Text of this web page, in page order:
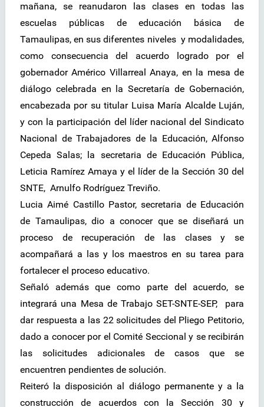
mañana, se reanudaron las clases en todas las
escuelas públicas de educación básica de
Tamaulipas, en sus diferentes niveles y modalidades,
como consecuencia del acuerdo logrado por el
gobernador Américo Villarreal Anaya, en la mesa de
diálogo celebrada en la Secretaría de Gobernación,
encabezada por su titular Luisa María Alcalde Luján,
y con la participación del líder nacional del Sindicato
Nacional de Trabajadores de la Educación, Alfonso
Cepeda Salas; la secretaria de Educación Pública,
Leticia Ramírez Amaya y el líder de la Sección 30 del
SNTE, Arnulfo Rodríguez Treviño.
Lucia Aimé Castillo Pastor, secretaria de Educación
de Tamaulipas, dio a conocer que se diseñará un
proceso de recuperación de las clases y se
acompañará a las y los maestros en su tarea para
fortalecer el proceso educativo.
Señaló además que como parte del acuerdo, se
integrará una Mesa de Trabajo SET-SNTE-SEP, para
dar respuesta a las 22 solicitudes del Pliego Petitorio,
dado a conocer por el Comité Seccional y se recibirán
las solicitudes adicionales de casos que se
encuentren pendientes de solución.
Reiteró la disposición al diálogo permanente y a la
construcción de acuerdos con la Sección 30 y